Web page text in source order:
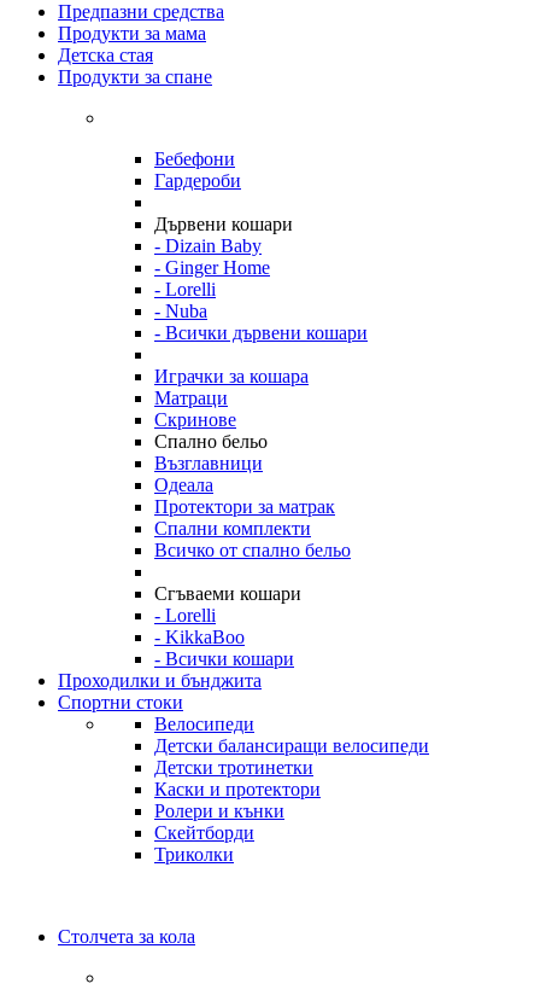
Предпазни средства
Продукти за мама
Детска стая
Продукти за спане
Бебефони
Гардероби
Дървени кошари
- Dizain Baby
- Ginger Home
- Lorelli
- Nuba
- Всички дървени кошари
Играчки за кошара
Матраци
Скринове
Спално бельо
Възглавници
Одеала
Протектори за матрак
Спални комплекти
Всичко от спално бельо
Сгъваеми кошари
- Lorelli
- KikkaBoo
- Всички кошари
Проходилки и бънджита
Спортни стоки
Велосипеди
Детски балансиращи велосипеди
Детски тротинетки
Каски и протектори
Ролери и кънки
Скейтборди
Триколки
Столчета за кола